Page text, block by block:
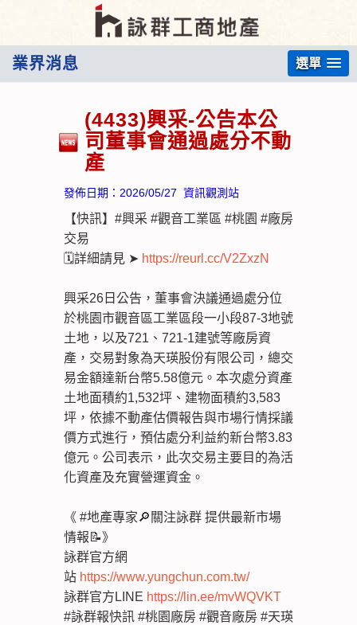
業界消息 選單
(4433)興采-公告本公
司董事會通過處分不動
產
發佈日期： 2026/05/27 資訊觀測站
【快訊】#興采 #觀音工業區 #桃園 #廠房
交易
🗓️詳細請見 ➤ https://reurl.cc/V2ZxzN
興采26日公告，董事會決議通過處分位
於桃園市觀音區工業區段一小段87-3地號
土地，以及721、721-1建號等廠房資
產，交易對象為天瑛股份有限公司，總交
易金額達新台幣5.58億元。本次處分資產
土地面積約1,532坪、建物面積約3,583
坪，依據不動產估價報告與市場行情採議
價方式進行，預估處分利益約新台幣3.83
億元。公司表示，此次交易主要目的為活
化資產及充實營運資金。
《 #地產專家🔎關注詠群 提供最新市場
情報📝》
詠群官方網
站 https://www.yungchun.com.tw/
詠群官方LINE https://lin.ee/mvWQVKT
#詠群報快訊 #桃園廠房 #觀音廠房 #天瑛